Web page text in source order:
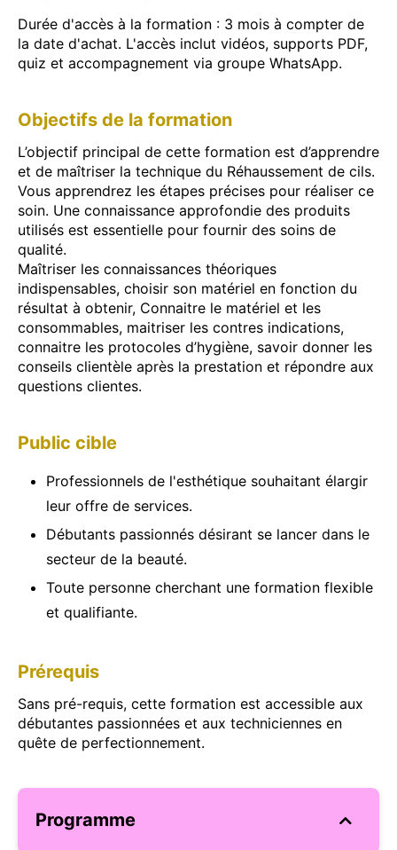
Durée d'accès à la formation : 3 mois à compter de
la date d'achat. L'accès inclut vidéos, supports PDF,
quiz et accompagnement via groupe WhatsApp.
Objectifs de la formation
L’objectif principal de cette formation est d’apprendre
et de maîtriser la technique du Réhaussement de cils.
Vous apprendrez les étapes précises pour réaliser ce
soin. Une connaissance approfondie des produits
utilisés est essentielle pour fournir des soins de
qualité.
Maîtriser les connaissances théoriques
indispensables, choisir son matériel en fonction du
résultat à obtenir, Connaitre le matériel et les
consommables, maitriser les contres indications,
connaitre les protocoles d’hygiène, savoir donner les
conseils clientèle après la prestation et répondre aux
questions clientes.
Public cible
Professionnels de l'esthétique souhaitant élargir
leur offre de services.
Débutants passionnés désirant se lancer dans le
secteur de la beauté.
Toute personne cherchant une formation flexible
et qualifiante.
Prérequis
Sans pré-requis, cette formation est accessible aux
débutantes passionnées et aux techniciennes en
quête de perfectionnement.
Programme